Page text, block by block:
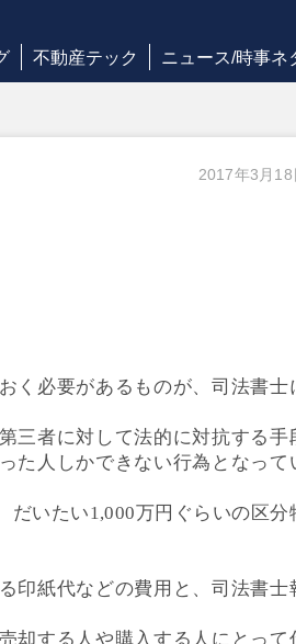
不動産テック ニュース/時事ネ
2017年3月18
く必要があるものが、司法書士
三者に対して法的に対抗する手
た人しかできない行為となって
だいたい1,000万円ぐらいの区分
印紙代などの費用と、司法書士
却する人や購入する人にとって